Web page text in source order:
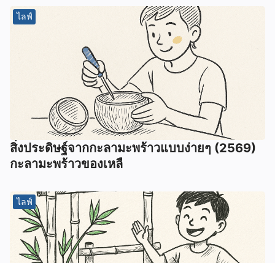
ไลฟ์
สิ่งประดิษฐ์จากกะลามะพร้าวแบบง่ายๆ (2569)
กะลามะพร้าวของเหลื
ไลฟ์